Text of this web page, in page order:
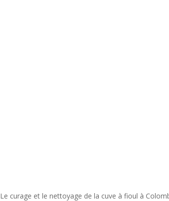
Le curage et le nettoyage de la cuve à fioul à